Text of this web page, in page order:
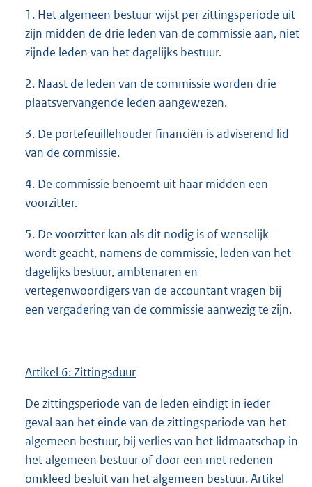
1. Het algemeen bestuur wijst per zittingsperiode uit
zijn midden de drie leden van de commissie aan, niet
zijnde leden van het dagelijks bestuur.
2. Naast de leden van de commissie worden drie
plaatsvervangende leden aangewezen.
3. De portefeuillehouder financiën is adviserend lid
van de commissie.
4. De commissie benoemt uit haar midden een
voorzitter.
5. De voorzitter kan als dit nodig is of wenselijk
wordt geacht, namens de commissie, leden van het
dagelijks bestuur, ambtenaren en
vertegenwoordigers van de accountant vragen bij
een vergadering van de commissie aanwezig te zijn.
Artikel 6: Zittingsduur
De zittingsperiode van de leden eindigt in ieder
geval aan het einde van de zittingsperiode van het
algemeen bestuur, bij verlies van het lidmaatschap in
het algemeen bestuur of door een met redenen
omkleed besluit van het algemeen bestuur. Artikel